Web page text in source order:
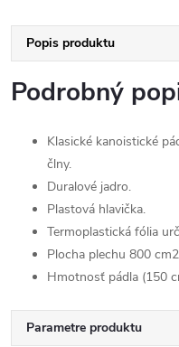
Popis produktu
Podrobný
Klasické kanoistické
člny.
Duralové jadro.
Plastová hlavička.
Termoplastická fólia
Plocha plechu 800
Hmotnosť pádla (150
Parametre produktu